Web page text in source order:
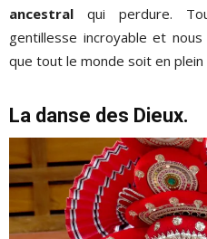
ancestral qui perdure.
gentillesse incroyable et
que tout le monde soit en plein
La danse des Dieux.